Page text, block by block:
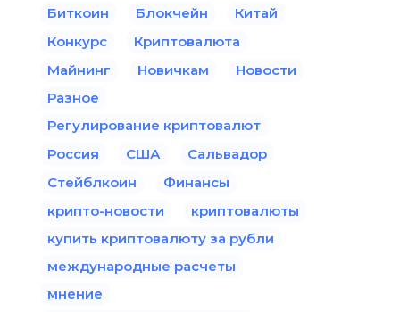
Биткоин
Блокчейн
Китай
Конкурс
Криптовалюта
Майнинг
Новичкам
Новости
Разное
Регулирование криптовалют
Россия
США
Сальвадор
Стейблкоин
Финансы
крипто-новости
криптовалюты
купить криптовалюту за рубли
международные расчеты
мнение